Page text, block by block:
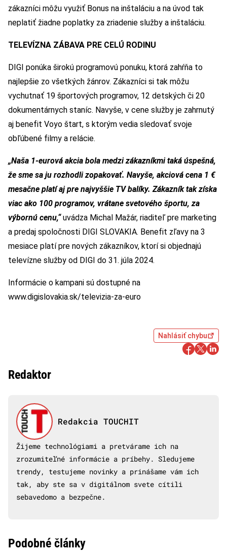
zákazníci môžu využiť Bonus na inštaláciu a na úvod tak
neplatiť žiadne poplatky za zriadenie služby a inštaláciu.
TELEVÍZNA ZÁBAVA PRE CELÚ RODINU
DIGI ponúka širokú programovú ponuku, ktorá zahŕňa to
najlepšie zo všetkých žánrov. Zákazníci si tak môžu
vychutnať 19 športových programov, 12 detských či 20
dokumentárnych staníc. Navyše, v cene služby je zahrnutý
aj benefit Voyo štart, s ktorým vedia sledovať svoje
obľúbené filmy a relácie.
„Naša 1-eurová akcia bola medzi zákazníkmi taká úspešná,
že sme sa ju rozhodli zopakovať. Navyše, akciová cena 1 €
mesačne platí aj pre najvyššie TV balíky. Zákazník tak získa
viac ako 100 programov, vrátane svetového športu, za
výbornú cenu,“uvádza Michal Mažár, riaditeľ pre marketing
a predaj spoločnosti DIGI SLOVAKIA. Benefit zľavy na 3
mesiace platí pre nových zákazníkov, ktorí si objednajú
televízne služby od DIGI do 31. júla 2024.
Informácie o kampani sú dostupné na
www.digislovakia.sk/televizia-za-euro
Nahlásiť chybu
Redaktor
Redakcia TOUCHIT
Žijeme technológiami a pretvárame ich na
zrozumiteľné informácie a príbehy. Sledujeme
trendy, testujeme novinky a prinášame vám ich
tak, aby ste sa v digitálnom svete cítili
sebavedomo a bezpečne.
Podobné články